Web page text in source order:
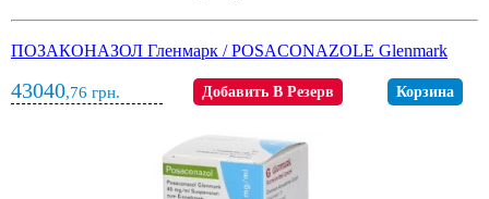
ПОЗАКОНАЗОЛ Гленмарк / POSACONAZOLE Glenmark
43040,76 грн. Добавить В Резерв Корзина